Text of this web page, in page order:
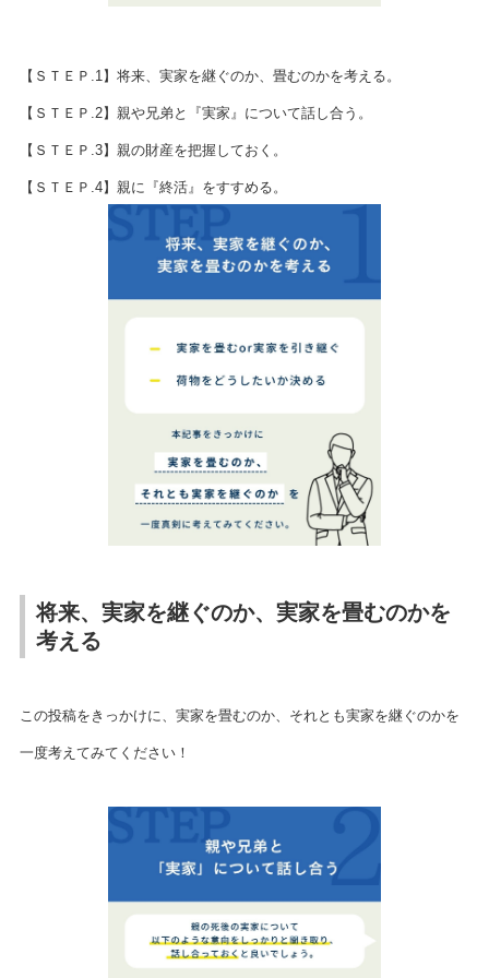
【ＳＴＥＰ.1】将来、実家を継ぐのか、畳むのかを考える。
【ＳＴＥＰ.2】親や兄弟と『実家』について話し合う。
【ＳＴＥＰ.3】親の財産を把握しておく。
【ＳＴＥＰ.4】親に『終活』をすすめる。
将来、実家を継ぐのか、実家を畳むのかを
考える
この投稿をきっかけに、実家を畳むのか、それとも実家を継ぐのかを
一度考えてみてください！